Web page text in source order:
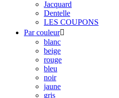
Jacquard
Dentelle
LES COUPONS
Par couleur
blanc
beige
rouge
bleu
noir
jaune
gris